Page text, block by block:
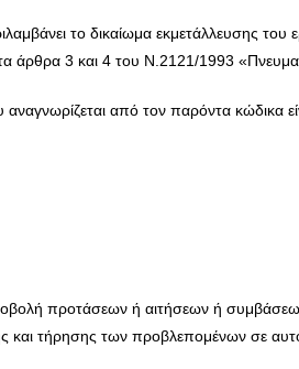
το δικαίωμα εκμετάλλευσης
άρθρα 3 και 4 του Ν.2121/1993
από τον παρόντα κώδικα
προτάσεων ή αιτήσεων ή
τήρησης των προβλεπομένων σε